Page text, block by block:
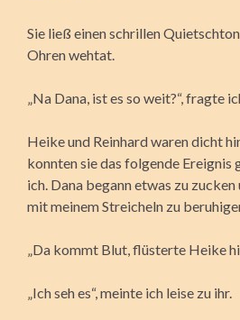
Sie ließ einen schrillen
Ohren wehtat.
„Na Dana, ist es so weit?“, fragte
Heike und Reinhard waren dicht
konnten sie das folgende Ereignis
ich. Dana begann etwas zu
mit meinem Streicheln zu
„Da kommt Blut, flüsterte Heike
„Ich seh es“, meinte ich leise zu ihr.